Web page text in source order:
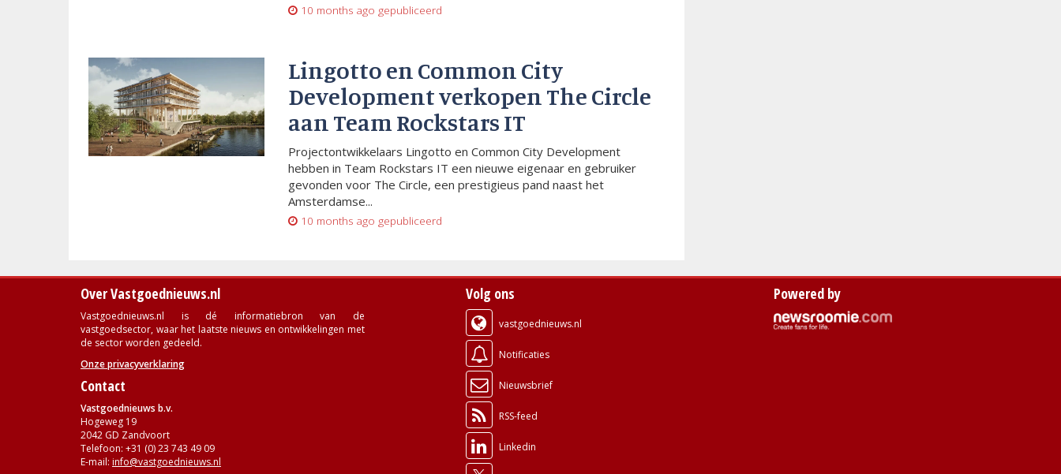
10 months ago gepubliceerd
Lingotto en Common City
Development verkopen The Circle
aan Team Rockstars IT
Projectontwikkelaars Lingotto en Common City Development
hebben in Team Rockstars IT een nieuwe eigenaar en gebruiker
gevonden voor The Circle, een prestigieus pand naast het
Amsterdamse...
10 months ago gepubliceerd
Over Vastgoednieuws.nl
Vastgoednieuws.nl is dé informatiebron van de
vastgoedsector, waar het laatste nieuws en ontwikkelingen met
de sector worden gedeeld.
Onze privacyverklaring
Contact
Vastgoednieuws b.v.
Hogeweg 19
2042 GD Zandvoort
Telefoon: +31 (0) 23 743 49 09
E-mail: info@vastgoednieuws.nl
Volg ons
vastgoednieuws.nl
Notificaties
Nieuwsbrief
RSS-feed
Linkedin
Powered by